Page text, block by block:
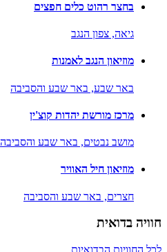
בחצר רהוט כלים חפצים
גיאה, צפון הנגב
מוזיאון הנגב לאמנות
באר שבע, באר שבע והסביבה
מרכז מורשת יהדות קוצ'ין
מושב נבטים, באר שבע והסביבה
מוזיאון חיל האוויר
חצרים, באר שבע והסביבה
חוויה בדואית
לכל החוויות הבדואיות